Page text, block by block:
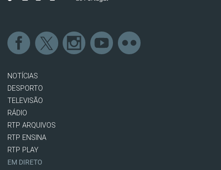
NOTÍCIAS
DESPORTO
TELEVISÃO
RÁDIO
RTP ARQUIVOS
RTP ENSINA
RTP PLAY
EM DIRETO